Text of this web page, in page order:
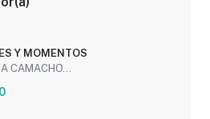
Y MOMENTOS
CAMACHO...